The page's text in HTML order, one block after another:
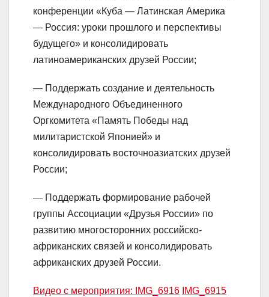
конференции «Куба — Латинская Америка
— Россия: уроки прошлого и перспективы
будущего» и консолидировать
латиноамериканских друзей России;
— Поддержать создание и деятельность
Международного Объединенного
Оргкомитета «Память Победы над
милитаристской Японией» и
консолидировать восточноазиатских друзей
России;
— Поддержать формирование рабочей
группы Ассоциации «Друзья России» по
развитию многосторонних российско-
африканских связей и консолидировать
африканских друзей России.
Видео с мероприятия: IMG_6916 IMG_6915